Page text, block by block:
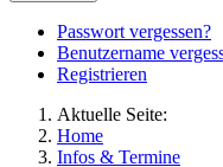
Passwort vergessen?
Benutzername
Registrieren
Aktuelle Seite:
Home
Infos & Termine